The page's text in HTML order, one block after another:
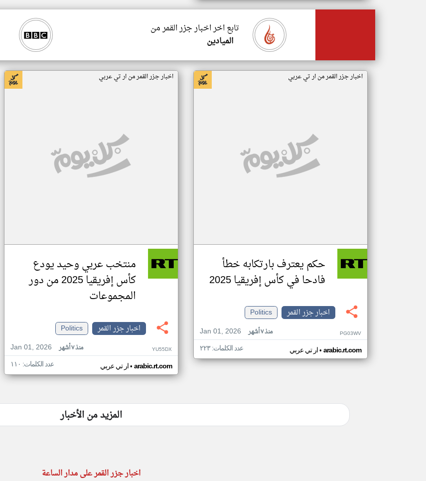
تابع اخر اخبار جزر القمر من
الميادين
اخبار جزر القمر من ار تي عربي
حكم يعترف بارتكابه خطأ
فادحا في كأس إفريقيا 2025
اخبار جزر القمر
Politics
Jan 01, 2026
منذ ٧ أشهر PG03WV
ار تي عربي• arabic.rt.com عدد الكلمات: ٢٢٣
اخبار جزر القمر من ار تي عربي
منتخب عربي وحيد يودع
كأس إفريقيا 2025 من دور
المجموعات
اخبار جزر القمر
Politics
Jan 01, 2026
منذ ٧ أشهر YU55DX
ار تي عربي• arabic.rt.com عدد الكلمات: ١١٠
المزيد من الأخبار
اخبار جزر القمر على مدار الساعة